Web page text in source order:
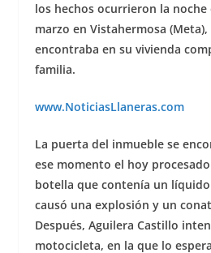
los hechos ocurrieron la noche
marzo en Vistahermosa
encontraba en su vivienda
familia.
www.NoticiasLlaneras.com
La puerta del inmueble se
ese momento el hoy
botella que contenía un
causó una explosión y un
Después, Aguilera Castillo
motocicleta, en la que lo